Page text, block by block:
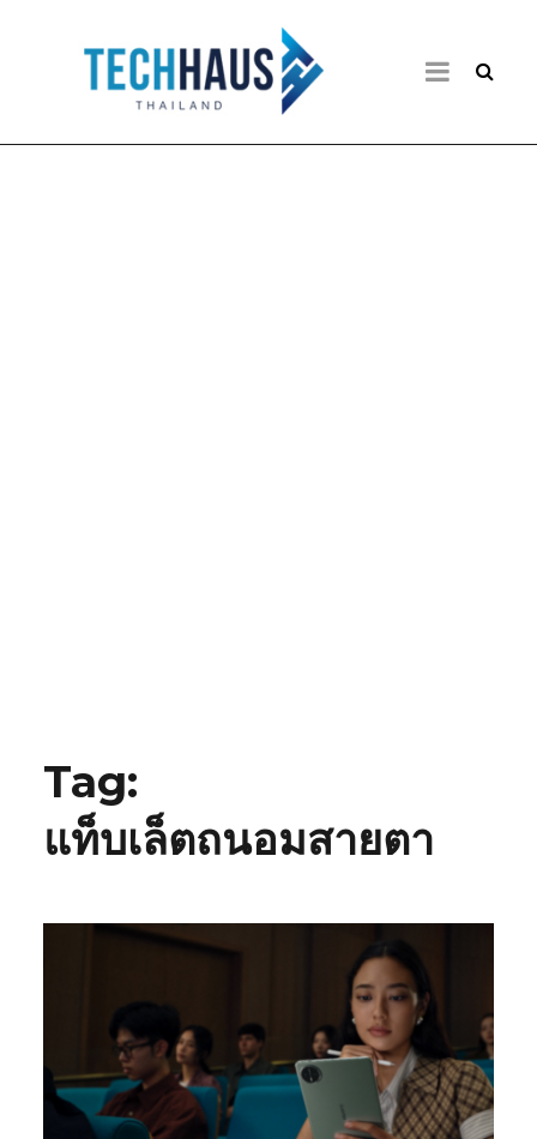
Tag:
แท็บเล็ตถนอมสายตา